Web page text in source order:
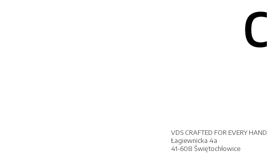
VDS CRAFTED FOR EVERY HAND
Łagiewnicka 4a
41-608 Świętochłowice